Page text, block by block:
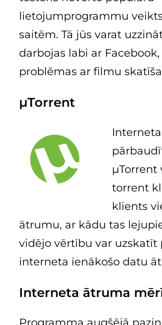
lietojumprogrammu
saitēm. Tā jūs varat
darbojas labi ar
problēmas ar filmu
μTorrent
μTorrent
torrent
klients
ātrumu, ar kādu tas
vidējo vērtību var uzskatīt
interneta ienākošo datu
Interneta ātruma